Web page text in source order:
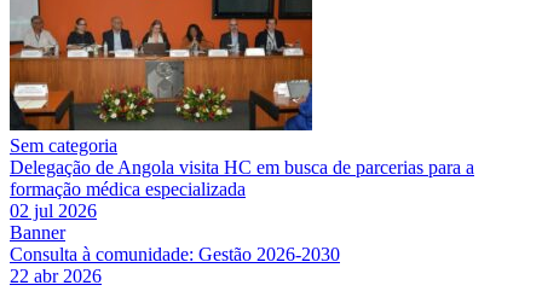
Sem categoria
Delegação de Angola visita HC em busca de parcerias para a
formação médica especializada
02 jul 2026
Banner
Consulta à comunidade: Gestão 2026-2030
22 abr 2026